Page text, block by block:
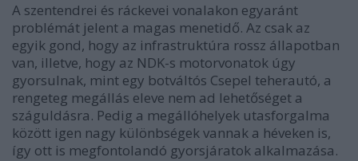
A szentendrei és ráckevei vonalakon egyaránt
problémát jelent a magas menetidő. Az csak az
egyik gond, hogy az infrastruktúra rossz állapotban
van, illetve, hogy az NDK-s motorvonatok úgy
gyorsulnak, mint egy botváltós Csepel teherautó, a
rengeteg megállás eleve nem ad lehetőséget a
száguldásra. Pedig a megállóhelyek utasforgalma
között igen nagy különbségek vannak a héveken is,
így ott is megfontolandó gyorsjáratok alkalmazása.